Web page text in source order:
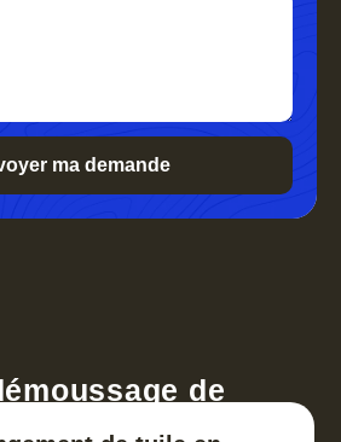
de